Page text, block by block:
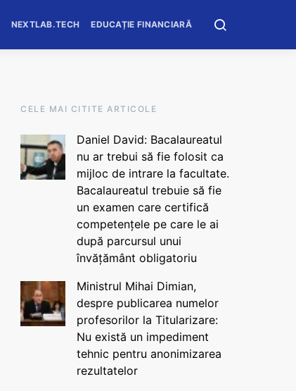
NEXTLAB.TECH EDUCAȚIE FINANCIARĂ
CELE MAI CITITE ARTICOLE
Daniel David: Bacalaureatul
nu ar trebui să fie folosit ca
mijloc de intrare la facultate.
Bacalaureatul trebuie să fie
un examen care certifică
competențele pe care le ai
după parcursul unui
învățământ obligatoriu
Ministrul Mihai Dimian,
despre publicarea numelor
profesorilor la Titularizare:
Nu există un impediment
tehnic pentru anonimizarea
rezultatelor